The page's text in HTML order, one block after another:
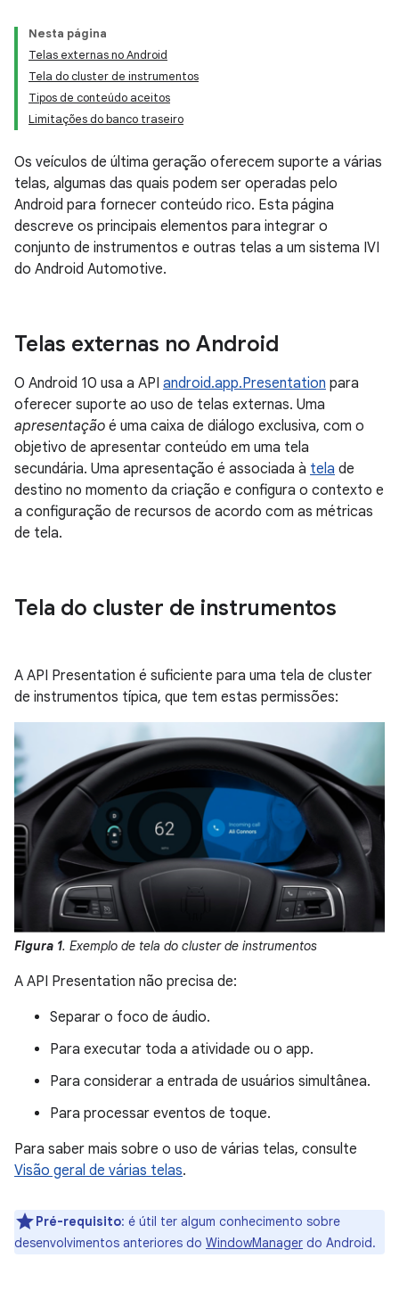
Nesta página
Telas externas no Android
Tela do cluster de instrumentos
Tipos de conteúdo aceitos
Limitações do banco traseiro
Os veículos de última geração oferecem suporte a várias
telas, algumas das quais podem ser operadas pelo
Android para fornecer conteúdo rico. Esta página
descreve os principais elementos para integrar o
conjunto de instrumentos e outras telas a um sistema IVI
do Android Automotive.
Telas externas no Android
O Android 10 usa a API android.app.Presentation para
oferecer suporte ao uso de telas externas. Uma
apresentação é uma caixa de diálogo exclusiva, com o
objetivo de apresentar conteúdo em uma tela
secundária. Uma apresentação é associada à tela de
destino no momento da criação e configura o contexto e
a configuração de recursos de acordo com as métricas
de tela.
Tela do cluster de instrumentos
A API Presentation é suficiente para uma tela de cluster
de instrumentos típica, que tem estas permissões:
Figura 1. Exemplo de tela do cluster de instrumentos
A API Presentation não precisa de:
Separar o foco de áudio.
Para executar toda a atividade ou o app.
Para considerar a entrada de usuários simultânea.
Para processar eventos de toque.
Para saber mais sobre o uso de várias telas, consulte
Visão geral de várias telas.
Pré-requisito: é útil ter algum conhecimento sobre
desenvolvimentos anteriores do WindowManager do Android.